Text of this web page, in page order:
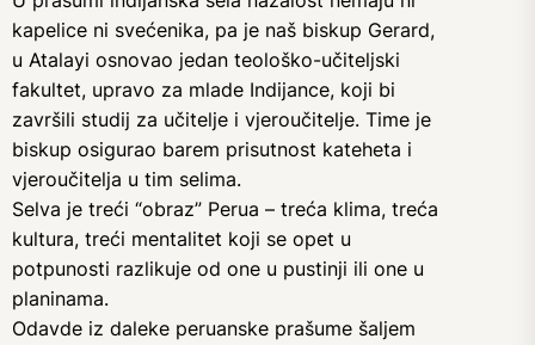
kapelice ni svećenika, pa je naš biskup Gerard,
u Atalayi osnovao jedan teološko-učiteljski
fakultet, upravo za mlade Indijance, koji bi
završili studij za učitelje i vjeroučitelje. Time je
biskup osigurao barem prisutnost kateheta i
vjeroučitelja u tim selima.
Selva je treći “obraz” Perua – treća klima, treća
kultura, treći mentalitet koji se opet u
potpunosti razlikuje od one u pustinji ili one u
planinama.
Odavde iz daleke peruanske prašume šaljem